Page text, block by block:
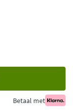
Betaal met